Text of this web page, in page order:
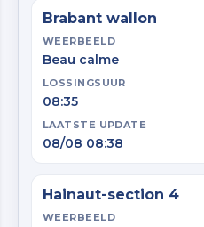
Brabant wallon
WEERBEELD
Beau calme
LOSSINGSUUR
08:35
LAATSTE UPDATE
08/08 08:38
Hainaut-section 4
WEERBEELD